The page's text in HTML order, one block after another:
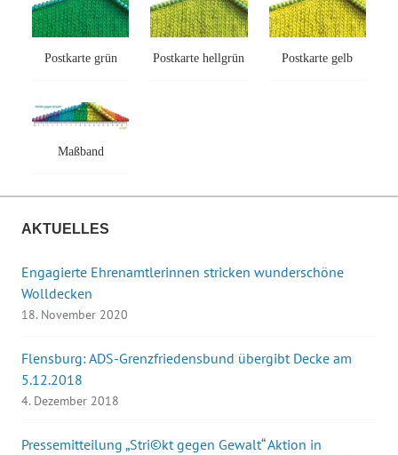
Postkarte grün Postkarte hellgrün Postkarte gelb
Maßband
AKTUELLES
Engagierte Ehrenamtlerinnen stricken wunderschöne
Wolldecken
18. November 2020
Flensburg: ADS-Grenzfriedensbund übergibt Decke am
5.12.2018
4. Dezember 2018
Pressemitteilung „Stri©kt gegen Gewalt“ Aktion in